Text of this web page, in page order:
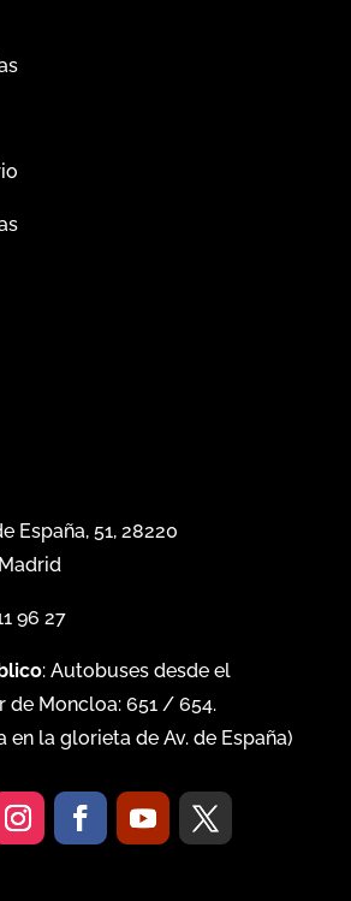
España, 51, 28220
96 27
: Autobuses desde el
de Moncloa: 651/ 654.
en la glorieta de Av. de España)